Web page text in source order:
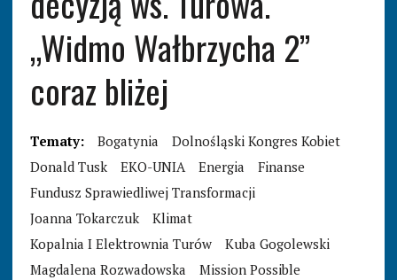
„Widmo Wałbrzycha 2”
coraz bliżej
Tematy: Bogatynia
Dolnośląski Kongres Kobiet
Donald Tusk
EKO-UNIA Energia
Finanse
Fundusz Sprawiedliwej Transformacji
Joanna Tokarczuk
Klimat
Kopalnia I Elektrownia Turów
Kuba Gogolewski
Magdalena Rozwadowska
Mission Possible